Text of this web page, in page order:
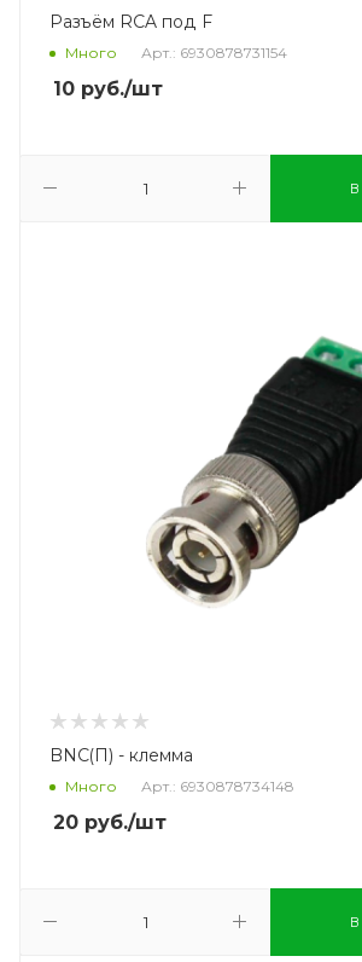
Разъём RCA под F
Много Арт.: 6930878731154
10 руб./шт
BNC(П) - клемма
Много Арт.: 6930878734148
20 руб./шт